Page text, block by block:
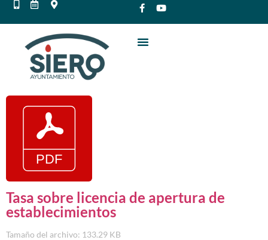
Tasa sobre licencia de apertura de
establecimientos
Tamaño del archivo: 133.29 KB